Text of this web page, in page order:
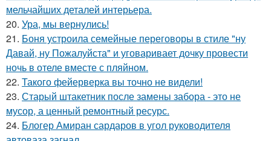
мельчайших деталей интерьера.
20. Ура, мы вернулись!
21. Боня устроила семейные переговоры в стиле "ну
Давай, ну Пожалуйста" и уговаривает дочку провести
ночь в отеле вместе с пляйном.
22. Такого фейерверка вы точно не видели!
23. Старый штакетник после замены забора - это не
мусор, а ценный ремонтный ресурс.
24. Блогер Амиран сардаров в угол руководителя